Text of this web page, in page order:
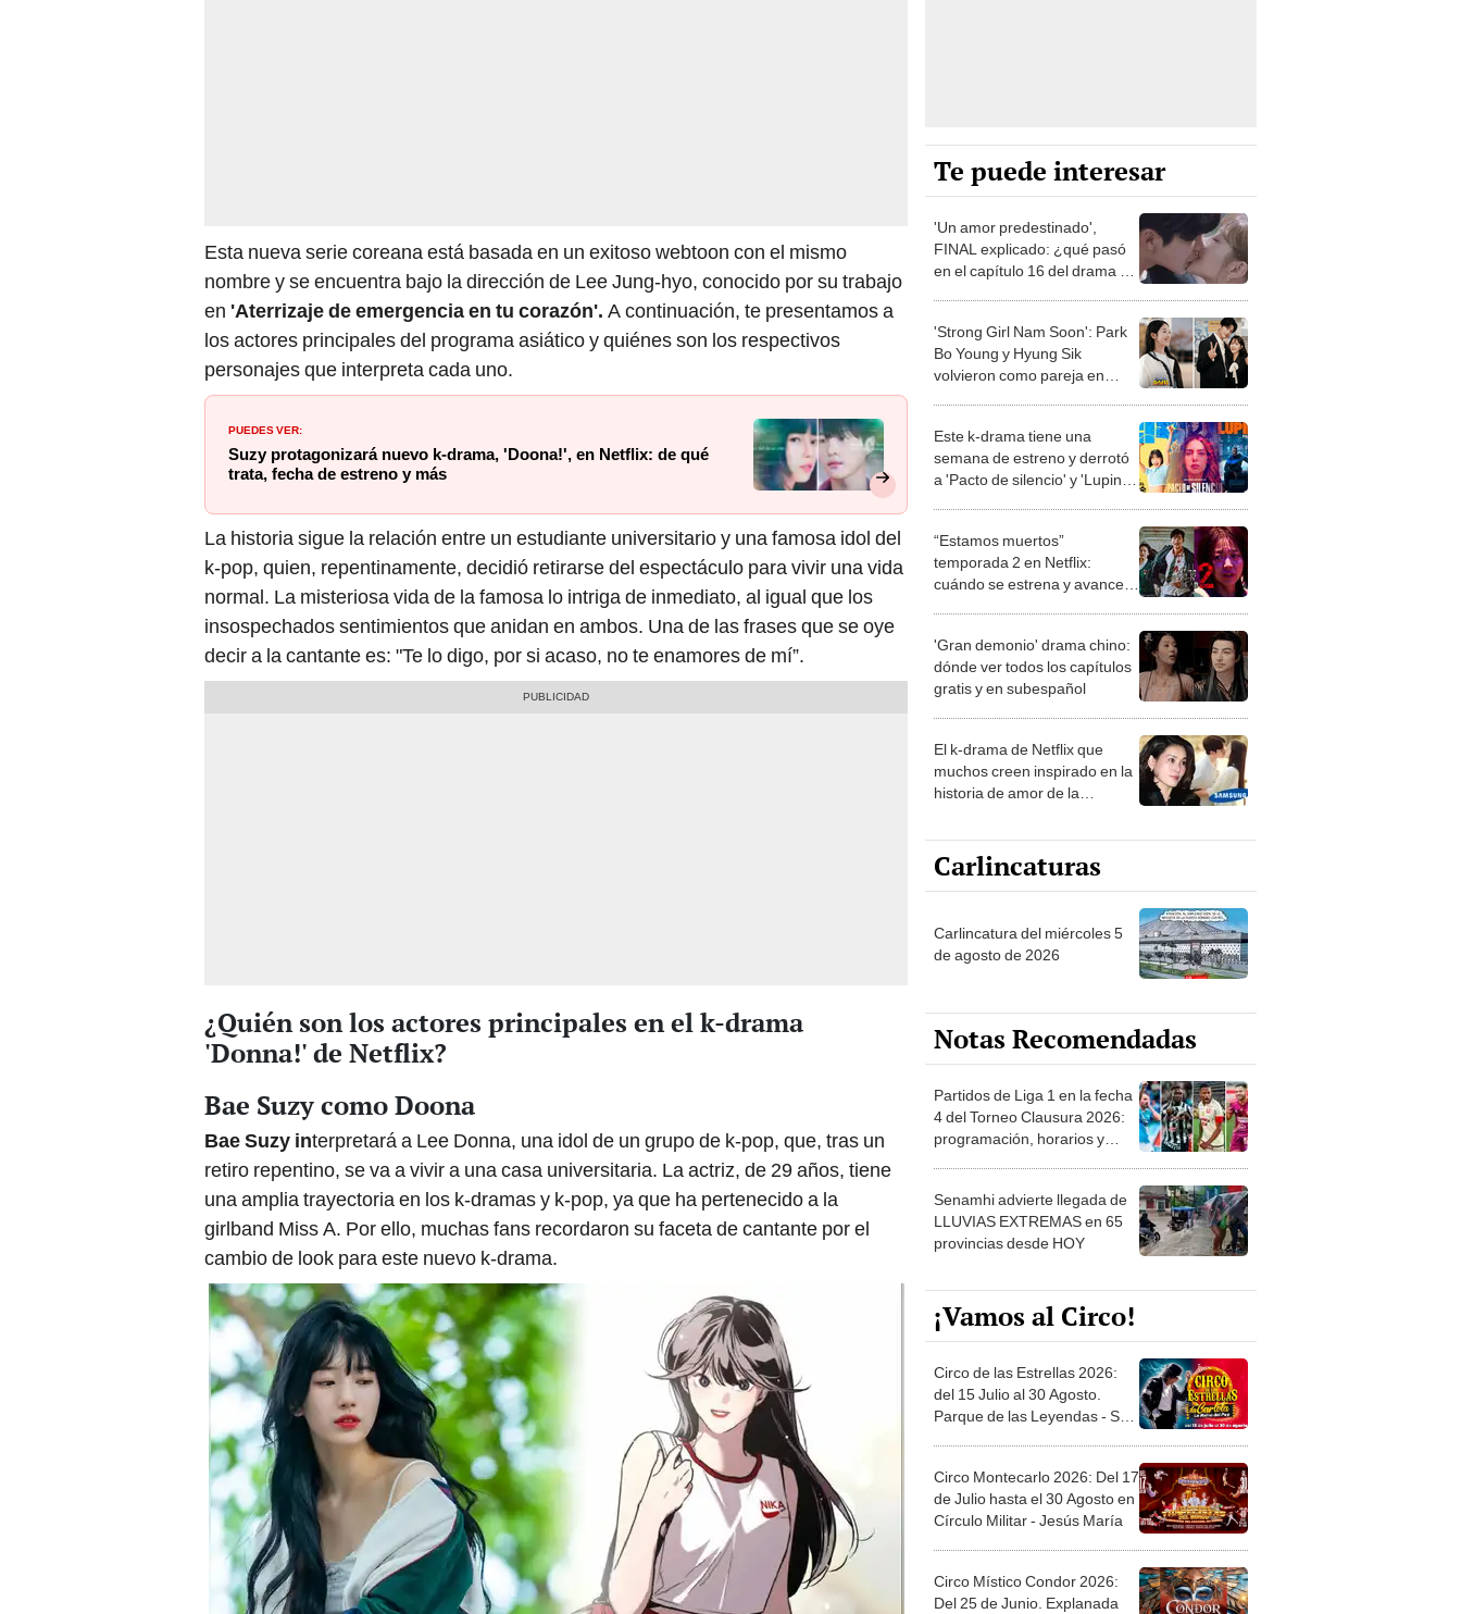
nombre y se encuentra bajo la dirección de Lee Jung-hyo, conocido por su trabajo
en'Aterrizaje de emergencia en tu corazón'.A continuación, te presentamos a
los actores principales del programa asiático y quiénes son los respectivos
personajes que interpreta cada uno.
Suzy protagonizará nuevo k-drama, 'Doona!', en Netflix: de qué
trata, fecha de estreno y más
La historia sigue la relación entre un estudiante universitario y una famosa idol del
k-pop, quien, repentinamente, decidió retirarse del espectáculo para vivir una vida
normal. La misteriosa vida de la famosa lo intriga de inmediato, al igual que los
insospechados sentimientos que anidan en ambos. Una de las frases que se oye
decir a la cantante es: "Te lo digo, por si acaso, no te enamores de mí”.
'Donna!' de Netflix?
Bae Suzy in terpretará a Lee Donna, una idol de un grupo de k-pop, que, tras un
retiro repentino, se va a vivir a una casa universitaria. La actriz, de 29 años, tiene
una amplia trayectoria en los k-dramas y k-pop, ya que ha pertenecido a la
girlband Miss A. Por ello, muchas fans recordaron su faceta de cantante por el
cambio de look para este nuevo k-drama.
Te puede interesar
FINAL explicado: ¿qué pasó
en el capítulo 16 del drama de
Rowoon y Jo Bo Ah?
Bo Young y Hyung Sik
volvieron como pareja en
nuevo k-drama
semana de estreno y derrotó
a 'Pacto de silencio' y 'Lupin'
en el top de Netflix
temporada 2 en Netflix:
cuándo se estrena y avances
de la temporada
dónde ver todos los capítulos
gratis y en subespañol
muchos creen inspirado en la
historia de amor de la
heredera de Samsung
Carlincaturas
de agosto de 2026
Notas Recomendadas
4 del Torneo Clausura 2026:
programación, horarios y
dónde ver
LLUVIAS EXTREMAS en 65
provincias desde HOY
¡Vamos al Circo!
del 15 Julio al 30 Agosto.
Parque de las Leyendas - San
Miguel
de Julio hasta el 30 Agosto en
Círculo Militar - Jesús María
Del 25 de Junio. Explanada
Costa 21